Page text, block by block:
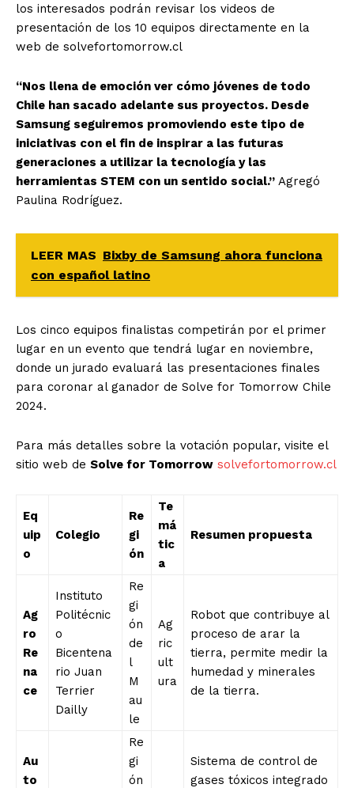
los interesados podrán revisar los videos de
presentación de los 10 equipos directamente en la
web de solvefortomorrow.cl
‘‘Nos llena de emoción ver cómo jóvenes de todo
Chile han sacado adelante sus proyectos. Desde
Samsung seguiremos promoviendo este tipo de
iniciativas con el fin de inspirar a las futuras
generaciones a utilizar la tecnología y las
herramientas STEM con un sentido social.’’ Agregó
Paulina Rodríguez.
LEER MAS Bixby de Samsung ahora funciona
con español latino
Los cinco equipos finalistas competirán por el primer
lugar en un evento que tendrá lugar en noviembre,
donde un jurado evaluará las presentaciones finales
para coronar al ganador de Solve for Tomorrow Chile
2024.
Para más detalles sobre la votación popular, visite el
sitio web de Solve for Tomorrow solvefortomorrow.cl
Eq
uip
o
Colegio
Re
gi
ón
Te
má
tic
a
Resumen propuesta
Ag
ro
Re
na
ce
Instituto
Politécnic
o
Bicentena
rio Juan
Terrier
Dailly
Re
gi
ón
de
l
M
au
le
Ag
ric
ult
ura
Robot que contribuye al
proceso de arar la
tierra, permite medir la
humedad y minerales
de la tierra.
Au
to
Re
gi
ón
Sistema de control de
gases tóxicos integrado